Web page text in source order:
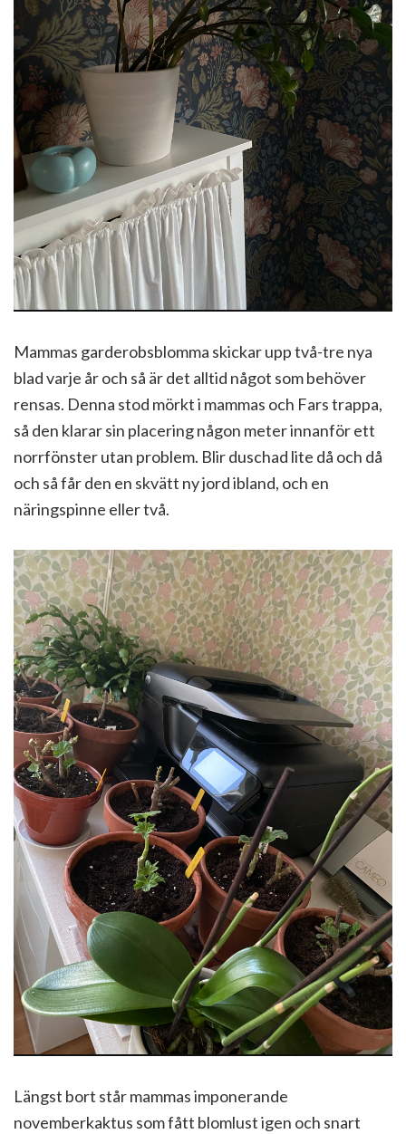
Mammas garderobsblomma skickar upp två-tre nya
blad varje år och så är det alltid något som behöver
rensas. Denna stod mörkt i mammas och Fars trappa,
så den klarar sin placering någon meter innanför ett
norrfönster utan problem. Blir duschad lite då och då
och så får den en skvätt ny jord ibland, och en
näringspinne eller två.
Längst bort står mammas imponerande
novemberkaktus som fått blomlust igen och snart